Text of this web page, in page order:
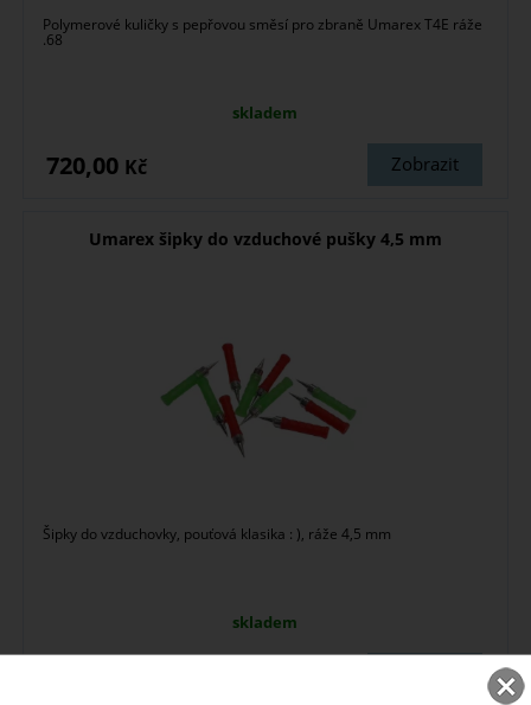
Polymerové kuličky s pepřovou směsí pro zbraně Umarex T4E ráže
.68
skladem
Zobrazit
720,00 Kč
Umarex šipky do vzduchové pušky 4,5 mm
Šipky do vzduchovky, pouťová klasika : ), ráže 4,5 mm
skladem